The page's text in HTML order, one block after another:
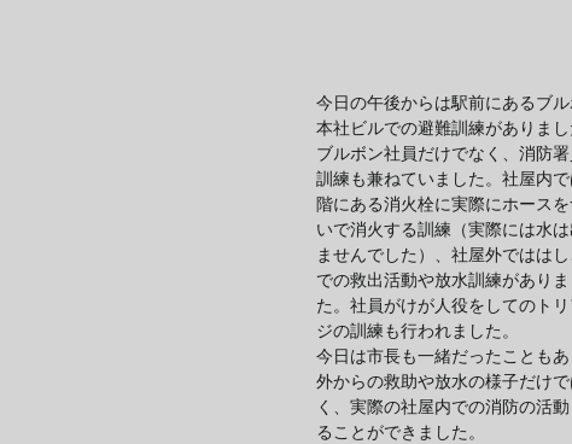
今日の午後からは駅前にあるブ
本社ビルでの避難訓練がありまし
ブルボン社員だけでなく、消防
訓練も兼ねていました。社屋内
階にある消火栓に実際にホース
いで消火する訓練（実際には水は
ませんでした）、社屋外ではは
での救出活動や放水訓練がありま
た。社員がけが人役をしてのト
ジの訓練も行われました。
今日は市長も一緒だったこともあ
外からの救助や放水の様子だけ
く、実際の社屋内での消防の活
ることができました。